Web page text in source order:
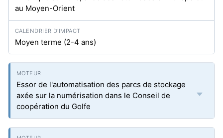
au Moyen-Orient
Moyen terme (2-4 ans)
Essor de l'automatisation des parcs de stockage
axée sur la numérisation dans le Conseil de
coopération du Golfe